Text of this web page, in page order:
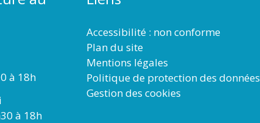
à 18h
à 18h
Accessibilité : non conforme
Plan du site
Mentions légales
Politique de protection des données
Gestion des cookies